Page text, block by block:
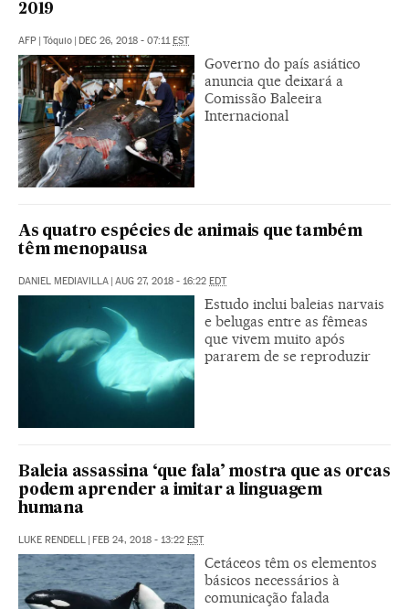
2019
AFP | Tóquio | DEC 26, 2018 - 07:11EST
Governo do país asiático
anuncia que deixará a
Comissão Baleeira
Internacional
As quatro espécies de animais que também
têm menopausa
DANIEL MEDIAVILLA | AUG 27, 2018 - 16:22 EDT
Estudo inclui baleias narvais
e belugas entre as fêmeas
que vivem muito após
pararem de se reproduzir
Baleia assassina ‘que fala’ mostra que as orcas
podem aprender a imitar a linguagem
humana
LUKE RENDELL | FEB 24, 2018 - 13:22 EST
Cetáceos têm os elementos
básicos necessários à
comunicação falada